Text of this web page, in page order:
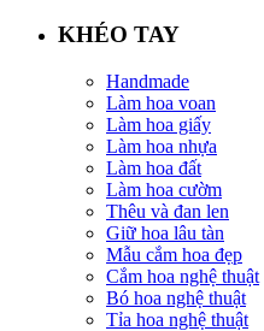
KHÉO TAY
Handmade
Làm hoa voan
Làm hoa giấy
Làm hoa nhựa
Làm hoa đất
Làm hoa cườm
Thêu và đan len
Giữ hoa lâu tàn
Mẫu cắm hoa đẹp
Cắm hoa nghệ thuật
Bó hoa nghệ thuật
Tỉa hoa nghệ thuật